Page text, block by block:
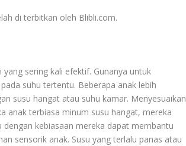
di terbitkan oleh Blibli.com.
sering kali efektif. Gunanya untuk
suhu tertentu. Beberapa anak lebih
susu hangat atau suhu kamar. Menyesuaikan
anak terbiasa minum susu hangat, mereka
dengan kebiasaan mereka dapat membantu
sensorik anak. Susu yang terlalu panas atau